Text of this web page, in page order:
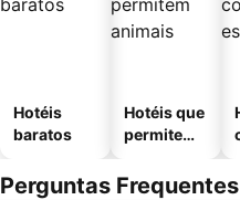
Hotéis
baratos
Hotéis que
permitem
Perguntas